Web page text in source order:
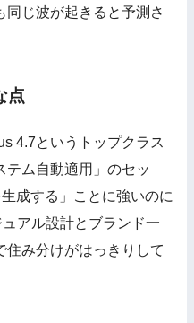
同じ波が起きると予測さ
点
4.7というトップクラス
テム自動適用」のセッ
成する」ことに強いのに
アル設計とブランド一
住み分けがはっきりして